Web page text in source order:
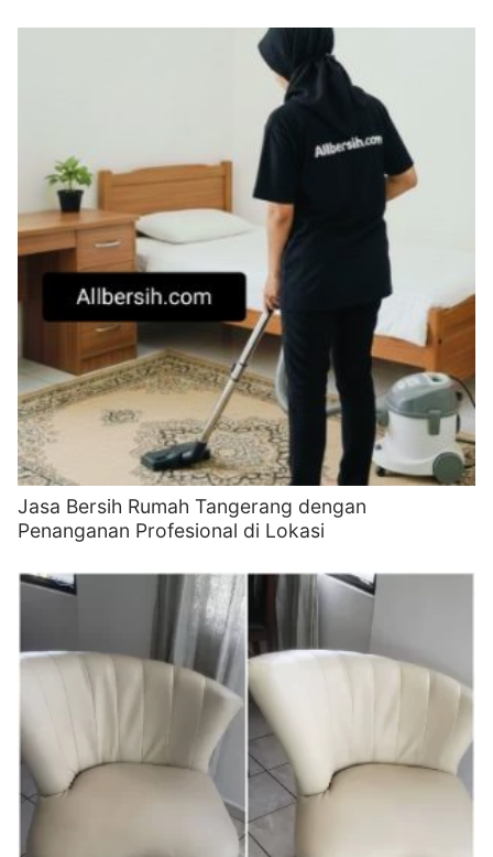
Jasa Bersih Rumah Tangerang dengan
Penanganan Profesional di Lokasi